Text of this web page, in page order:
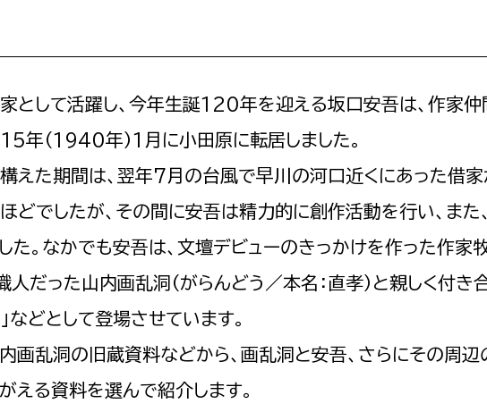
都市基盤
文化・生涯学習
市民活動・地域づくり
行政経営
観光
消防
生涯学習
図書館
スポーツ
小田原城
子ども若者部
子ども政策課
子ども若者支援課
保育課
経済部
観光課
として活躍し、今年生誕120年を迎える坂口安吾は、作家仲
年（1940年）1月に小田原に転居しました。
えた期間は、翌年7月の台風で早川の河口近くにあった借
どでしたが、その間に安吾は精力的に創作活動を行い、また
た。なかでも安吾は、文壇デビューのきっかけを作った作家
人だった山内画乱洞（がらんどう／本名：直孝）と親しく付き
などとして登場させています。
画乱洞の旧蔵資料などから、画乱洞と安吾、さらにその周辺
える資料を選んで紹介します。